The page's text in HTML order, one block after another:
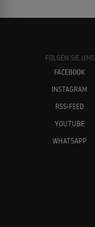
FOLGEN SIE UNS
FACEBOOK
INSTAGRAM
RSS-FEED
YOUTUBE
WHATSAPP